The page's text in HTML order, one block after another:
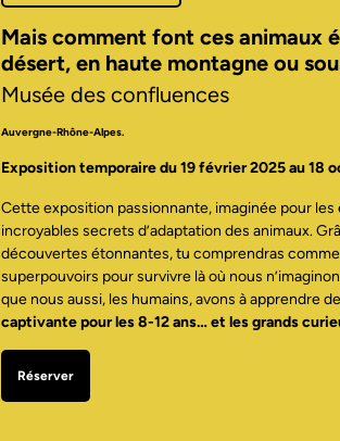
Mais comment font ces animaux
désert, en haute montagne ou
Musée des confluences
Auvergne-Rhône-Alpes.
Exposition temporaire du 19 février 2025 au 18
Cette exposition passionnante, imaginée pour les
incroyables secrets d’adaptation des animaux.
découvertes étonnantes, tu comprendras
superpouvoirs pour survivre là où nous
que nous aussi, les humains, avons à apprendre
captivante pour les 8-12 ans… et les grands
Réserver